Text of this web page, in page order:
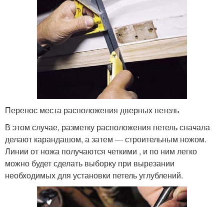
Перенос места расположения дверных петель
В этом случае, разметку расположения петель сначала
делают карандашом, а затем — строительным ножом.
Линии от ножа получаются четкими , и по ним легко
можно будет сделать выборку при вырезании
необходимых для установки петель углублений.